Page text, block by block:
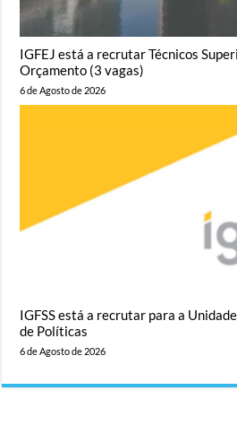
IGFEJ está a recrutar Técnicos
Orçamento (3 vagas)
6 de Agosto de 2026
IGFSS está a recrutar para a
de Políticas
6 de Agosto de 2026